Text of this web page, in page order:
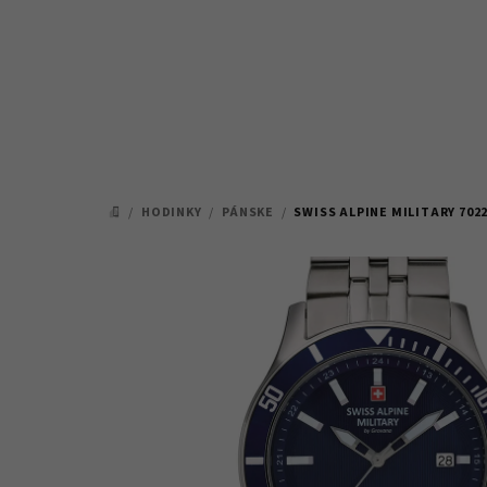
DOMOV
/ HODINKY / PÁNSKE / SWISS ALPINE MILITARY